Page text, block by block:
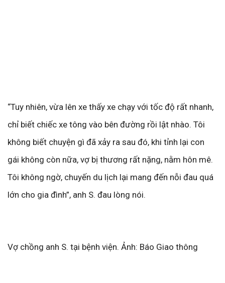
“Tuy nhiên, vừa lên xe thấy xe chạy với tốc độ rất nhanh,
chỉ biết chiếc xe tông vào bên đường rồi lật nhào. Tôi
không biết chuyện gì đã xảy ra sau đó, khi tỉnh lại con
gái không còn nữa, vợ bị thương rất nặng, nằm hôn mê.
Tôi không ngờ, chuyến du lịch lại mang đến nỗi đau quá
lớn cho gia đình”, anh S. đau lòng nói.
Vợ chồng anh S. tại bệnh viện. Ảnh: Báo Giao thông